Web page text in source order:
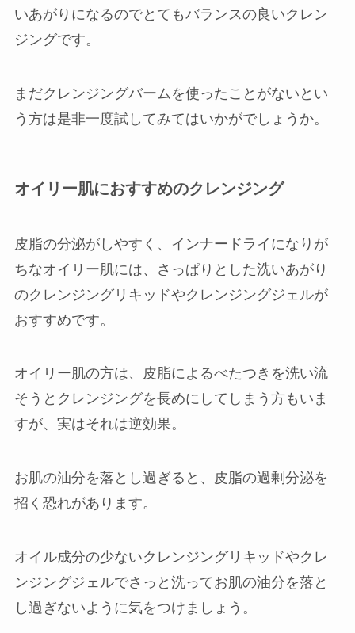
いあがりになるのでとてもバランスの良いクレン
ジングです。
まだクレンジングバームを使ったことがないとい
う方は是非一度試してみてはいかがでしょうか。
オイリー肌におすすめのクレンジング
皮脂の分泌がしやすく、インナードライになりが
ちなオイリー肌には、さっぱりとした洗いあがり
のクレンジングリキッドやクレンジングジェルが
おすすめです。
オイリー肌の方は、皮脂によるべたつきを洗い流
そうとクレンジングを長めにしてしまう方もいま
すが、実はそれは逆効果。
お肌の油分を落とし過ぎると、皮脂の過剰分泌を
招く恐れがあります。
オイル成分の少ないクレンジングリキッドやクレ
ンジングジェルでさっと洗ってお肌の油分を落と
し過ぎないように気をつけましょう。